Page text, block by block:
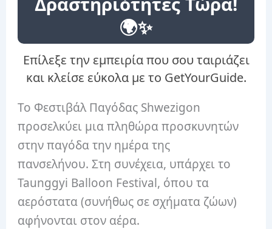
🌍✨
Επίλεξε την εμπειρία που σου ταιριάζει
και κλείσε εύκολα με το GetYourGuide.
Το Φεστιβάλ Παγόδας Shwezigon
προσελκύει μια πληθώρα προσκυνητών
στην παγόδα την ημέρα της
πανσελήνου. Στη συνέχεια, υπάρχει το
Taunggyi Balloon Festival, όπου τα
αερόστατα (συνήθως σε σχήματα ζώων)
αφήνονται στον αέρα.